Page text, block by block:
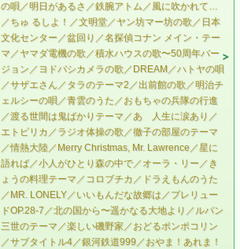
の唄／明日があるさ／鉄腕アトム／風に吹かれて…
／ちゅ るしよ！／文明堂／ヤン坊マー坊の歌／日本
文化センター／盆回り／名探偵コナン メイン・テー
マ／ヤマダ電機の歌／積水ハウスの歌〜50周年バー
ジョン／ヨドバシカメラの歌／DREAM／ハトヤの唄
／サザエさん／タラのテーマ2／出前館の歌／明治チ
ェルシーの唄／青雲のうた／おもちゃの兵隊の行進
／渡る世間は鬼ばかりテーマ／あゝ人生に涙あり／
エトピリカ／ラジオ体操の歌／徹子の部屋のテーマ
／情熱大陸／Merry Christmas, Mr. Lawrence／星に
語れば／小人がひとり森の中で／オーラ・リー／き
ょうの料理テーマ／コロブチカ／ドラえもんのうた
／MR. LONELY／いいもんだな故郷は／プレリュー
ドOP.28-7／北の国から〜遥かなる大地より／ルパン
三世のテーマ／楽しい磯野家／おどるポンポコリン
／サブタイトル4／銀河鉄道999／おやま！あれま！